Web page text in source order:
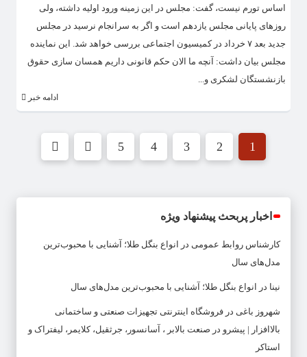
اساس تورم نیست، گفت: مجلس در این زمینه ورود اولیه داشته، ولی
روزهای پایانی مجلس یازدهم است و اگر به سرانجام نرسید در مجلس
جدید بعد ۷ خرداد در کمیسیون اجتماعی بررسی خواهد شد. این نماینده
مجلس بیان داشت: آنچه ما الان حکم قانونی داریم همسان سازی حقوق
بازنشستگان لشکری و...
ادامه خبر
1
2
3
4
5
اخبار پربحث پیشنهاد ویژه
کارشناس روابط عمومی در
انواع بنگل طلا؛ آشنایی با محبوب‌ترین
مدل‌های سال
نینا در انواع بنگل طلا؛ آشنایی با محبوب‌ترین مدل‌های سال
شهروز باغی در فروشگاه اینترنتی تجهیزات صنعتی و ساختمانی
بالاافزار | پیشرو در صنعت بالابر ، آسانسور، جرثقیل، کلایمر، لیفتراک و
استاکر